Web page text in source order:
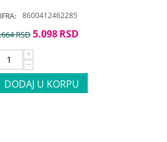
8600412462285
RSD 5.098RSD
+
−
DODAJ U KORPU